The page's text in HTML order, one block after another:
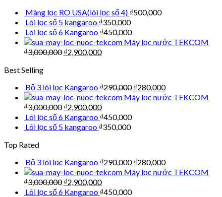
Màng lọc RO USA(lõi lọc số 4) ₫500,000
Lõi lọc số 5 kangaroo ₫350,000
Lõi lọc số 6 Kangaroo ₫450,000
Máy lọc nước TEKCOM
₫3,000,000 ₫2,900,000
Best Selling
Bộ 3 lõi lọc Kangaroo₫290,000 ₫280,000
Máy lọc nước TEKCOM
₫3,000,000 ₫2,900,000
Lõi lọc số 6 Kangaroo ₫450,000
Lõi lọc số 5 kangaroo ₫350,000
Top Rated
Bộ 3 lõi lọc Kangaroo₫290,000 ₫280,000
Máy lọc nước TEKCOM
₫3,000,000 ₫2,900,000
Lõi lọc số 6 Kangaroo ₫450,000